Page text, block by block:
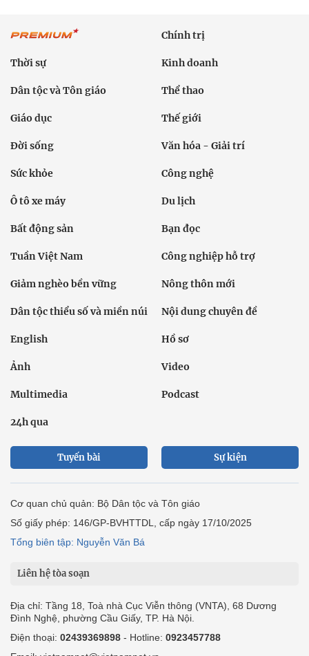
Chính trị
Thời sự Kinh doanh
Dân tộc và Tôn giáo Thể thao
Giáo dục Thế giới
Đời sống Văn hóa - Giải trí
Sức khỏe Công nghệ
Ô tô xe máy Du lịch
Bất động sản Bạn đọc
Tuần Việt Nam Công nghiệp hỗ trợ
Giảm nghèo bền vững Nông thôn mới
Dân tộc thiểu số và miền núi Nội dung chuyên đề
English Hồ sơ
Ảnh Video
Multimedia Podcast
24h qua
Tuyến bài Sự kiện
Cơ quan chủ quản: Bộ Dân tộc và Tôn giáo
Số giấy phép: 146/GP-BVHTTDL, cấp ngày 17/10/2025
Tổng biên tập: Nguyễn Văn Bá
Liên hệ tòa soạn
Địa chỉ: Tầng 18, Toà nhà Cục Viễn thông (VNTA), 68 Dương
Đình Nghệ, phường Cầu Giấy, TP. Hà Nội.
Điện thoại: 02439369898 - Hotline: 0923457788